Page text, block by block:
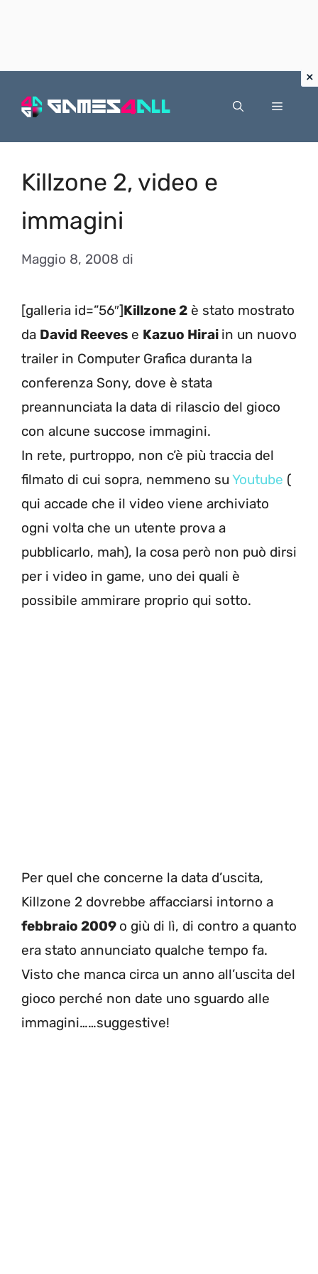
Menu
Killzone 2, video e
immagini
Maggio 8, 2008 di
[galleria id=”56″]Killzone 2 è stato mostrato
da David Reeves e Kazuo Hirai in un nuovo
trailer in Computer Grafica duranta la
conferenza Sony, dove è stata
preannunciata la data di rilascio del gioco
con alcune succose immagini.
In rete, purtroppo, non c’è più traccia del
filmato di cui sopra, nemmeno su Youtube (
qui accade che il video viene archiviato
ogni volta che un utente prova a
pubblicarlo, mah), la cosa però non può dirsi
per i video in game, uno dei quali è
possibile ammirare proprio qui sotto.
Per quel che concerne la data d’uscita,
Killzone 2 dovrebbe affacciarsi intorno a
febbraio 2009 o giù di lì, di contro a quanto
era stato annunciato qualche tempo fa.
Visto che manca circa un anno all’uscita del
gioco perché non date uno sguardo alle
immagini……suggestive!